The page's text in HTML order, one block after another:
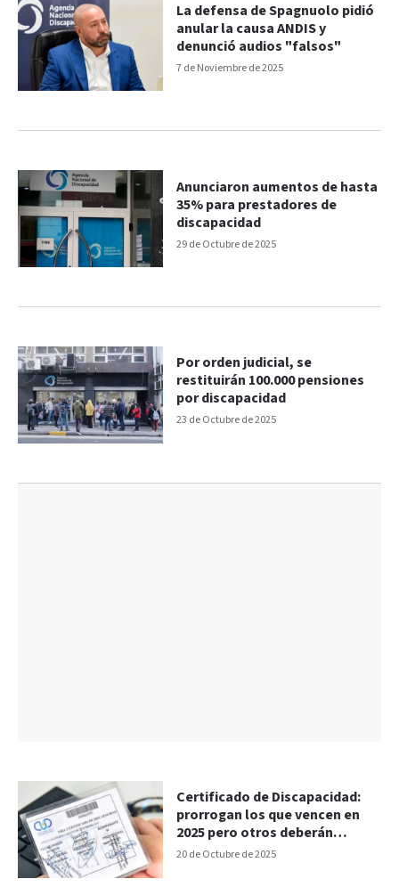
7 de Noviembre de 2025
La defensa de Spagnuolo pidió
anular la causa ANDIS y
denunció audios "falsos"
29 de Octubre de 2025
Anunciaron aumentos de hasta
35% para prestadores de
discapacidad
23 de Octubre de 2025
Por orden judicial, se
restituirán 100.000 pensiones
por discapacidad
20 de Octubre de 2025
Certificado de Discapacidad:
prorrogan los que vencen en
2025 pero otros deberán
renovarse